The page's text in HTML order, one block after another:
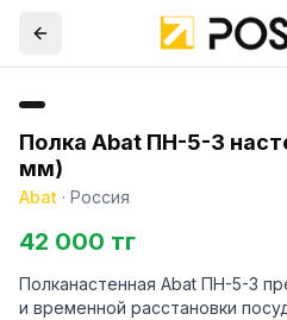
Полка Abat ПН-5-3
мм)
Abat · Россия
42 000 тг
Полканастенная Abat ПН-5-3
и временной расстановки